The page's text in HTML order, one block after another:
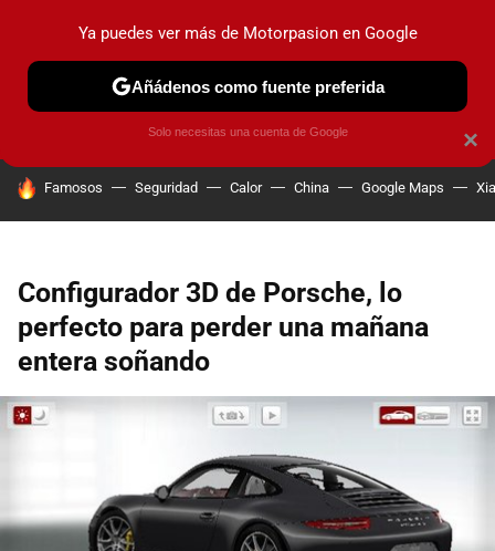
PRUEBAS COCHES ELÉCTRICOS OBSERVATORIO
HOY SE HABLA DE
Famosos Seguridad Calor China Google Maps
Configurador 3D de Porsche, lo
perfecto para perder una mañana
entera soñando
×
Ya puedes ver más de Motorpasion en Google
Añádenos como fuente preferida
Solo necesitas una cuenta de Google